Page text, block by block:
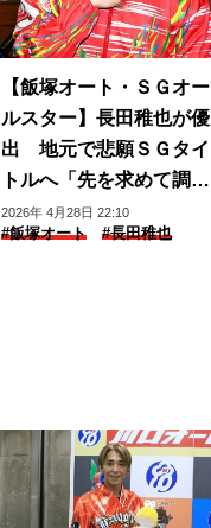
【飯塚オート・ＳＧオー
ルスター】長田稚也が優
出 地元で悲願ＳＧタイ
トルへ「先を求めて調整
します」
2026年 4月28日 22:10
#飯塚オート #長田稚也